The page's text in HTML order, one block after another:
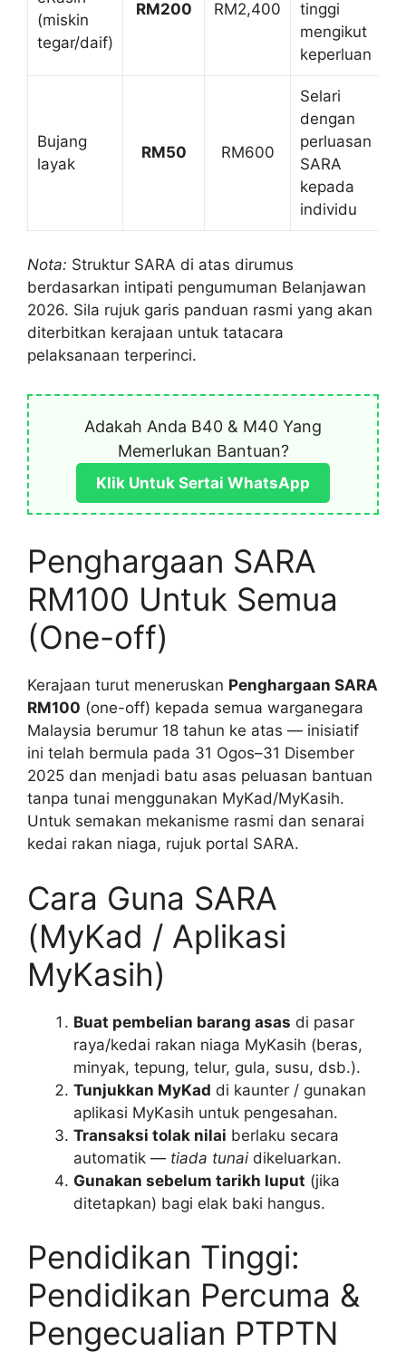
(miskin
tegar/daif)
RM200 RM2,400
tinggi
mengikut
keperluan
Bujang
layak
RM50 RM600
Selari
dengan
perluasan
SARA
kepada
individu
Nota: Struktur SARA di atas dirumus
berdasarkan intipati pengumuman Belanjawan
2026. Sila rujuk garis panduan rasmi yang akan
diterbitkan kerajaan untuk tatacara
pelaksanaan terperinci.
Adakah Anda B40 & M40 Yang
Memerlukan Bantuan?
Klik Untuk Sertai WhatsApp
Penghargaan SARA
RM100 Untuk Semua
(One-off)
Kerajaan turut meneruskan Penghargaan SARA
RM100 (one-off) kepada semua warganegara
Malaysia berumur 18 tahun ke atas — inisiatif
ini telah bermula pada 31 Ogos–31 Disember
2025 dan menjadi batu asas peluasan bantuan
tanpa tunai menggunakan MyKad/MyKasih.
Untuk semakan mekanisme rasmi dan senarai
kedai rakan niaga, rujuk portal SARA.
Cara Guna SARA
(MyKad / Aplikasi
MyKasih)
Buat pembelian barang asas di pasar
raya/kedai rakan niaga MyKasih (beras,
minyak, tepung, telur, gula, susu, dsb.).
Tunjukkan MyKad di kaunter / gunakan
aplikasi MyKasih untuk pengesahan.
Transaksi tolak nilai berlaku secara
automatik — tiada tunai dikeluarkan.
Gunakan sebelum tarikh luput (jika
ditetapkan) bagi elak baki hangus.
Pendidikan Tinggi:
Pendidikan Percuma &
Pengecualian PTPTN